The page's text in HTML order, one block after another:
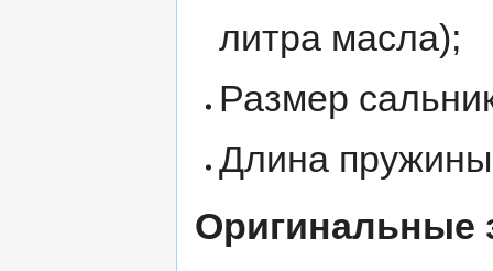
литра масла);
Размер
Длина
Оригинальные